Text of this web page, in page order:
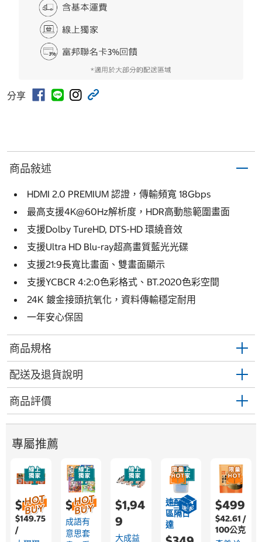
分享
商品敍述
HDMI 2.0 PREMIUM 認證，傳輸頻寬 18Gbps
最高支援4K@60Hz解析度，HDR高動態範圍畫面
支援Dolby TureHD, DTS-HD 環繞音效
支援Ultra HD Blu-ray超高畫質藍光光碟
支援21:9長寬比畫面、雙畫面顯示
支援YCBCR 4:2:0色彩格式、BT.2020色彩空間
24K 鍍金接頭抗氧化，資料傳輸穩定耐用
一年安心保固
商品規格
配送及退貨說明
商品評價
專屬推薦
$769
$149.75
/
$899
成語有
意思套
$1,94
9
大成益
速配限
區隔日
達
$499
$42.61 /
100公克